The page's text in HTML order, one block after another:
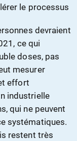
le processus
devraient
ce qui
doses, pas
mesurer
effort
industrielle
qui ne peuvent
systématiques.
restent très